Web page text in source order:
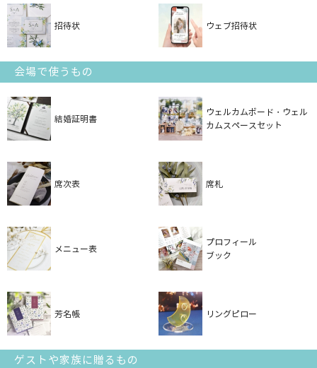
招待状 ウェブ招待状
会場で使うもの
結婚証明書
ウェルカムボード・ウェル
カムスペースセット
席次表 席札
メニュー表
プロフィール
ブック
芳名帳 リングピロー
ゲストや家族に贈るもの